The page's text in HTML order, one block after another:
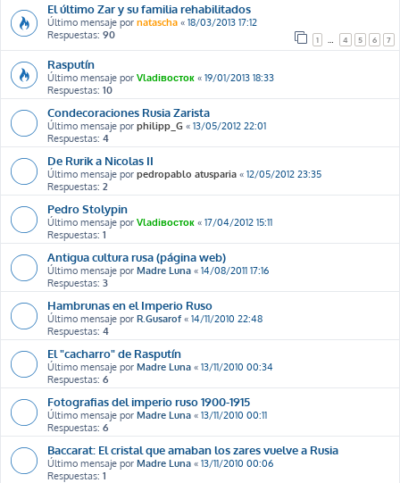
El último Zar y su familia rehabilitados
Último mensaje por natascha « 18/03/2013 17:12
Respuestas: 90 1 4 5 6 7
Rasputín
Último mensaje por Vladiвосток « 19/01/2013 18:33
Respuestas: 10
Condecoraciones Rusia Zarista
Último mensaje por philipp_G « 13/05/2012 22:01
Respuestas: 4
De Rurik a Nicolas II
Último mensaje por pedropablo atusparia « 12/05/2012 23:35
Respuestas: 2
Pedro Stolypin
Último mensaje por Vladiвосток « 17/04/2012 15:11
Respuestas: 1
Antigua cultura rusa (página web)
Último mensaje por Madre Luna « 14/08/2011 17:16
Respuestas: 3
Hambrunas en el Imperio Ruso
Último mensaje por R.Gusarof « 14/11/2010 22:48
Respuestas: 4
El "cacharro" de Rasputín
Último mensaje por Madre Luna « 13/11/2010 00:34
Respuestas: 6
Fotografias del imperio ruso 1900-1915
Último mensaje por Madre Luna « 13/11/2010 00:11
Respuestas: 6
Baccarat: El cristal que amaban los zares vuelve a Rusia
Último mensaje por Madre Luna « 13/11/2010 00:06
Respuestas: 1